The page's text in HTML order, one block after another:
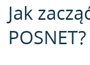
Jak
POSNET?